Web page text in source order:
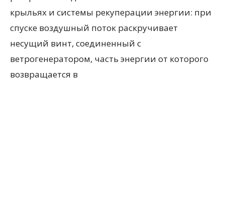
крыльях и системы рекуперации энергии: при
спуске воздушный поток раскручивает
несущий винт, соединенный с
ветрогенератором, часть энергии от которого
возвращается в